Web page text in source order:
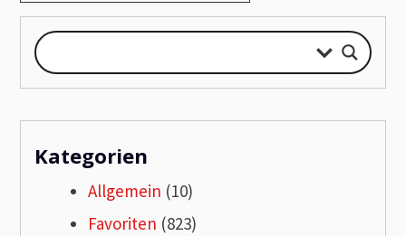
Kategorien
Allgemein (10)
Favoriten (823)